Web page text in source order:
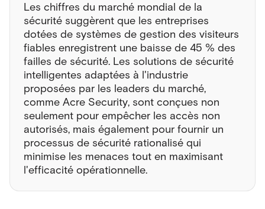
Les chiffres du marché mondial de la
sécurité suggèrent que les entreprises
dotées de systèmes de gestion des visiteurs
fiables enregistrent une baisse de 45 % des
failles de sécurité. Les solutions de sécurité
intelligentes adaptées à l'industrie
proposées par les leaders du marché,
comme Acre Security, sont conçues non
seulement pour empêcher les accès non
autorisés, mais également pour fournir un
processus de sécurité rationalisé qui
minimise les menaces tout en maximisant
l'efficacité opérationnelle.